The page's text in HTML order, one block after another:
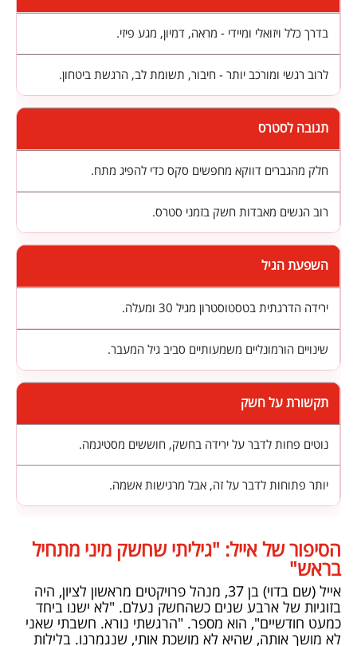
בדרך כלל ויזואלי ומיידי - מראה, דמיון, מגע פיזי.
לרוב רגשי ומורכב יותר - חיבור, תשומת לב, הרגשת ביטחון.
תגובה לסטרס
חלק מהגברים דווקא מחפשים סקס כדי להפיג מתח.
רוב הנשים מאבדות חשק בזמני סטרס.
השפעת הגיל
ירידה הדרגתית בטסטוסטרון מגיל 30 ומעלה.
שינויים הורמונליים משמעותיים סביב גיל המעבר.
תקשורת על חשק
נוטים פחות לדבר על ירידה בחשק, חוששים מסטיגמה.
יותר פתוחות לדבר על זה, אבל מרגישות אשמה.
הסיפור של אייל: "גיליתי שחשק מיני מתחיל
בראש"
אייל (שם בדוי) בן 37, מנהל פרויקטים מראשון לציון, היה
בזוגיות של ארבע שנים כשהחשק נעלם. "לא ישנו ביחד
כמעט חודשיים", הוא מספר. "הרגשתי נורא. חשבתי שאני
לא מושך אותה, שהיא לא מושכת אותי, שנגמרנו. בלילות